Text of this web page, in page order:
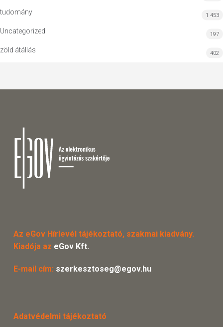
tudomány 1 453
Uncategorized 197
zöld átállás 402
Az eGov Hírlevél tájékoztató, szakmai kiadvány.
Kiadója az eGov Kft.
E-mail cím: szerkesztoseg@egov.hu
Adatvédelmi tájékoztató